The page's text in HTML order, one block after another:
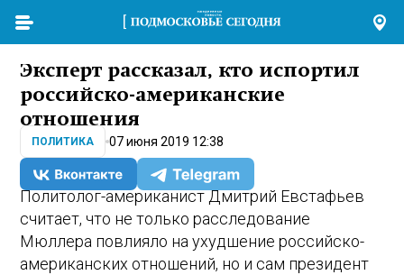
Эксперт рассказал, кто испортил
российско-американские
отношения
ПОЛИТИКА 07 июня 2019 12:38
Политолог-американист Дмитрий Евстафьев
считает, что не только расследование
Мюллера повлияло на ухудшение российско-
американских отношений, но и сам президент